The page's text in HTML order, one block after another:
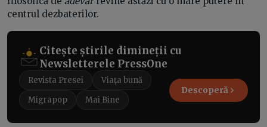
centrul dezbaterilor.
Citește știrile dimineții cu
Newsletterele PressOne
Revista Presei
Viața bună
Migrapop
Mai Bine
Descoperă